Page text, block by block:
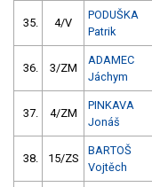
35. 4/V
PODUŠKA
Patrik
36. 3/ZM
ADAMEC
Jáchym
37. 4/ZM
PINKAVA
Jonáš
38. 15/ZS
BARTOŠ
Vojtěch